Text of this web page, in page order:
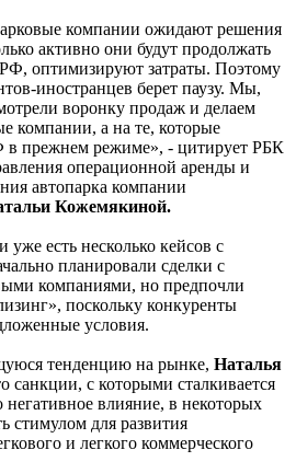
компании ожидают решения
активно они будут продолжать
РФ, оптимизируют затраты. Поэтому
иностранцев берет паузу. Мы,
воронку продаж и делаем
компании, а на те, которые
в прежнем режиме», - цитирует РБК
операционной аренды и
автопарка компании
Кожемякиной.
есть несколько кейсов с
планировали сделки с
компаниями, но предпочли
поскольку конкуренты
условия.
тенденцию на рынке, Наталья
санкции, с которыми сталкивается
влияние, в некоторых
стимулом для развития
и легкого коммерческого